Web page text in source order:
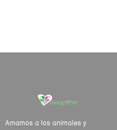
Amamos a los animales y